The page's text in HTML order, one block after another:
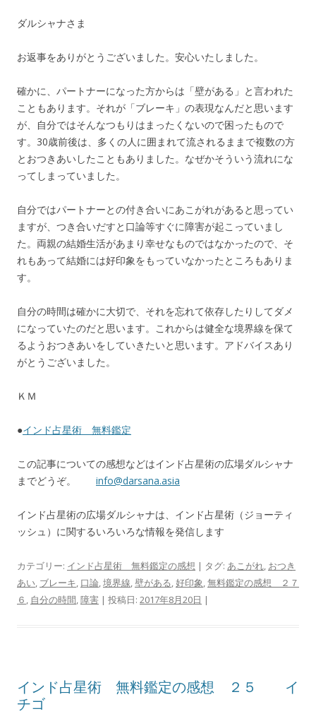
ダルシャナさま
お返事をありがとうございました。安心いたしました。
確かに、パートナーになった方からは「壁がある」と言われた
こともあります。それが「ブレーキ」の表現なんだと思います
が、自分ではそんなつもりはまったくないので困ったもので
す。30歳前後は、多くの人に囲まれて流されるままで複数の方
とおつきあいしたこともありました。なぜかそういう流れにな
ってしまっていました。
自分ではパートナーとの付き合いにあこがれがあると思ってい
ますが、つき合いだすと口論等すぐに障害が起こっていまし
た。両親の結婚生活があまり幸せなものではなかったので、そ
れもあって結婚には好印象をもっていなかったところもありま
す。
自分の時間は確かに大切で、それを忘れて依存したりしてダメ
になっていたのだと思います。これからは健全な境界線を保て
るようおつきあいをしていきたいと思います。アドバイスあり
がとうございました。
ＫＭ
●インド占星術 無料鑑定
この記事についての感想などはインド占星術の広場ダルシャナ
までどうぞ。 info@darsana.asia
インド占星術の広場ダルシャナは、インド占星術（ジョーティ
ッシュ）に関するいろいろな情報を発信します
カテゴリー: インド占星術 無料鑑定の感想 | タグ: あこがれ, おつき
あい, ブレーキ, 口論,境界線,壁がある,好印象,無料鑑定の感想 ２７
６ , 自分の時間,障害 | 投稿日: 2017年8月20日 |
インド占星術 無料鑑定の感想 ２５ イ
チゴ